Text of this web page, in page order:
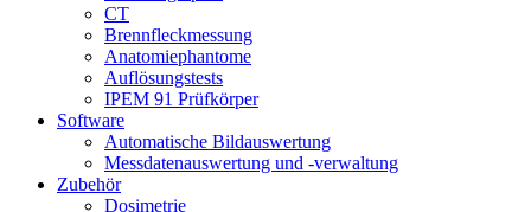
CT
Brennfleckmessung
Anatomiephantome
Auflösungstests
IPEM 91 Prüfkörper
Software
Automatische Bildauswertung
Messdatenauswertung und -verwaltung
Zubehör
Dosimetrie